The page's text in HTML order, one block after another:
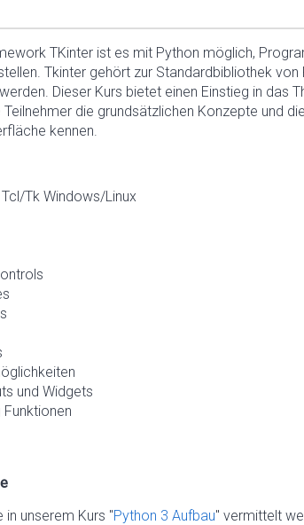
TKinter ist es mit Python möglich,
Tkinter gehört zur Standardbibliothek von
Dieser Kurs bietet einen Einstieg in das
Teilnehmer die grundsätzlichen Konzepte und
kennen.
Tk Windows/Linux
und Widgets
in unserem Kurs "Python 3 Aufbau" vermittelt